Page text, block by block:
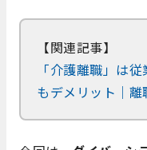
【関連記事】
「介護離職」は
もデメリット｜離